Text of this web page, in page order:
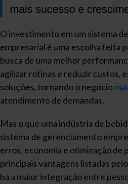
mais sucesso e
O investimento em um sistema
empresarial é uma escolha feita
busca de uma melhor
agilizar rotinas e reduzir custos,
soluções, tornando o negócio
atendimento de demandas.
Mas o que uma indústria de
sistema de gerenciamento
erros, economia e otimização de
principais vantagens listadas
há a maior integração entre